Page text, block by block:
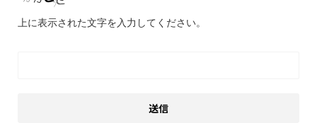
上に表示された文字を入力してください。